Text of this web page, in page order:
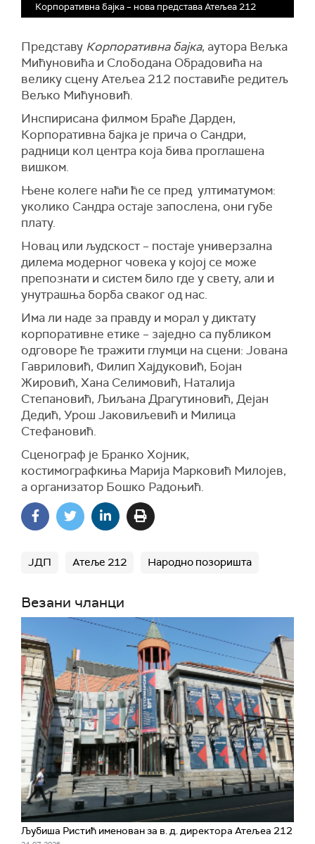
Корпоративна бајка – нова представа Атељеа 212
Представу Корпоративна бајка, аутора Вељка
Мићуновића и Слободана Обрадовића на
велику сцену Атељеа 212 поставиће редитељ
Вељко Мићуновић.
Инспирисана филмом Браће Дарден,
Корпоративна бајка је прича о Сандри,
радници кол центра која бива проглашена
вишком.
Њене колеге наћи ће се пред ултиматумом:
уколико Сандра остаје запослена, они губе
плату.
Новац или људскост – постаје универзална
дилема модерног човека у којој се може
препознати и систем било где у свету, али и
унутрашња борба сваког од нас.
Има ли наде за правду и морал у диктату
корпоративне етике – заједно са публиком
одговоре ће тражити глумци на сцени: Јована
Гавриловић, Филип Хајдуковић, Бојан
Жировић, Хана Селимовић, Наталија
Степановић, Љиљана Драгутиновић, Дејан
Дедић, Урош Јаковиљевић и Милица
Стефановић.
Сценограф је Бранко Хојник,
костимографкиња Марија Марковић Милојев,
а организатор Бошко Радоњић.
ЈДП Атеље 212 Народно позоришта
Везани чланци
Љубиша Ристић именован за в. д. директора Атељеа 212